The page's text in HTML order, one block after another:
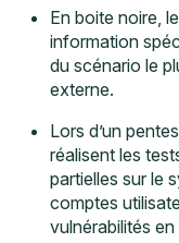
En boite noire,
information
du scénario le
externe.
Lors d’un
réalisent les
partielles sur le
comptes
vulnérabilités